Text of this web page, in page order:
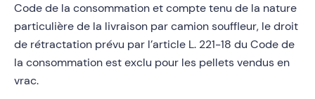
Code de la consommation et compte tenu de la nature
particulière de la livraison par camion souffleur, le droit
de rétractation prévu par l’article L. 221-18 du Code de
la consommation est exclu pour les pellets vendus en
vrac.